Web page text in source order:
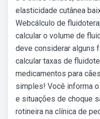
elasticidade cutânea
Webcálculo de
calcular o volume de
deve considerar alguns
calcular taxas de
medicamentos para
simples! Você informa
e situações de choque
rotineira na clínica de